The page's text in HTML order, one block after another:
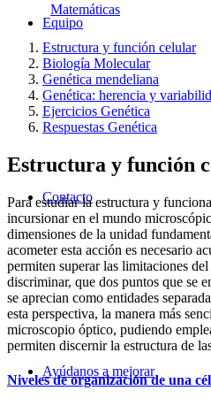
Equipo
Contacto
Ayúdanos a mejorar
Matemáticas
Estructura y función celular
Biología Molecular
Genética mendeliana
Genética: herencia y
Ejercicios Genética
Respuestas Genética
Estructura y función
Para estudiar la estructura y
incursionar en el mundo
dimensiones de la unidad
acometer esta acción es necesario
permiten superar las limitaciones
discriminar, que dos puntos que se
se aprecian como entidades
esta perspectiva, la manera más
microscopio óptico, pudiendo
permiten discernir la estructura de
Niveles de organización de una